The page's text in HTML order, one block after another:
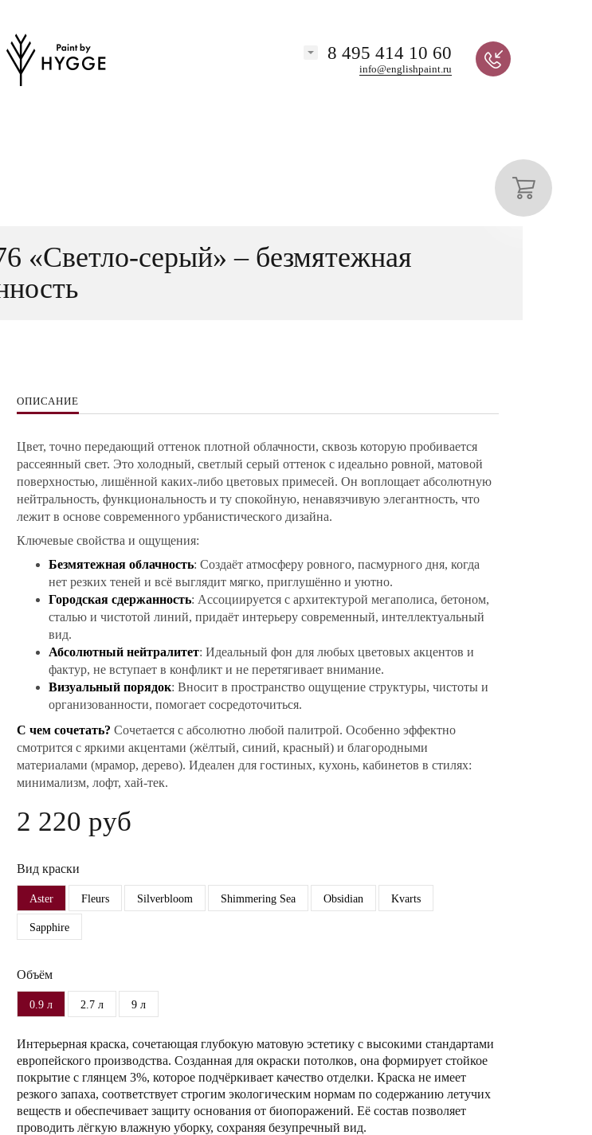
8 495 414 10 60
info@englishpaint.ru
«Светло-серый» – безмятежная
ОПИСАНИЕ
Цвет, точно передающий оттенок плотной облачности, сквозь которую пробивается
рассеянный свет. Это холодный, светлый серый оттенок с идеально ровной, матовой
поверхностью, лишённой каких-либо цветовых примесей. Он воплощает абсолютную
нейтральность, функциональность и ту спокойную, ненавязчивую элегантность, что
лежит в основе современного урбанистического дизайна.
Ключевые свойства и ощущения:
Безмятежная облачность: Создаёт атмосферу ровного, пасмурного дня, когда
нет резких теней и всё выглядит мягко, приглушённо и уютно.
Городская сдержанность: Ассоциируется с архитектурой мегаполиса, бетоном,
сталью и чистотой линий, придаёт интерьеру современный, интеллектуальный
вид.
Абсолютный нейтралитет: Идеальный фон для любых цветовых акцентов и
фактур, не вступает в конфликт и не перетягивает внимание.
Визуальный порядок: Вносит в пространство ощущение структуры, чистоты и
организованности, помогает сосредоточиться.
С чем сочетать? Сочетается с абсолютно любой палитрой. Особенно эффектно
смотрится с яркими акцентами (жёлтый, синий, красный) и благородными
материалами (мрамор, дерево). Идеален для гостиных, кухонь, кабинетов в стилях:
минимализм, лофт, хай-тек.
2 220 руб
Вид краски
Aster Fleurs Silverbloom Shimmering Sea Obsidian Kvarts
Sapphire
Объём
0.9 л 2.7 л 9 л
Интерьерная краска, сочетающая глубокую матовую эстетику с высокими стандартами
европейского производства. Созданная для окраски потолков, она формирует стойкое
покрытие с глянцем 3%, которое подчёркивает качество отделки. Краска не имеет
резкого запаха, соответствует строгим экологическим нормам по содержанию летучих
веществ и обеспечивает защиту основания от биопоражений. Её состав позволяет
проводить лёгкую влажную уборку, сохраняя безупречный вид.